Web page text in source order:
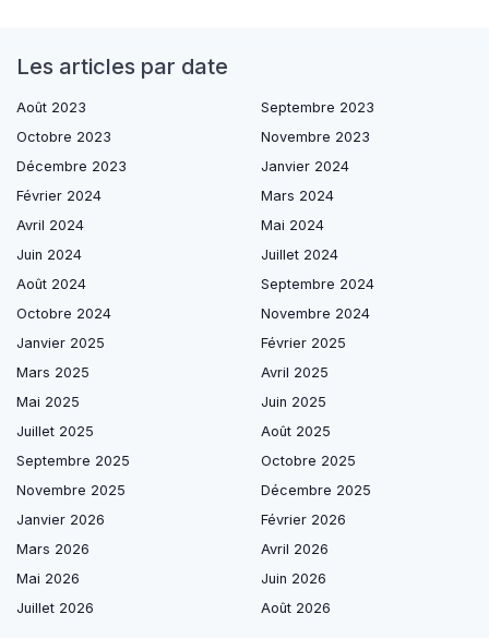
Les articles par date
Août 2023
Septembre 2023
Octobre 2023
Novembre 2023
Décembre 2023
Janvier 2024
Février 2024
Mars 2024
Avril 2024
Mai 2024
Juin 2024
Juillet 2024
Août 2024
Septembre 2024
Octobre 2024
Novembre 2024
Janvier 2025
Février 2025
Mars 2025
Avril 2025
Mai 2025
Juin 2025
Juillet 2025
Août 2025
Septembre 2025
Octobre 2025
Novembre 2025
Décembre 2025
Janvier 2026
Février 2026
Mars 2026
Avril 2026
Mai 2026
Juin 2026
Juillet 2026
Août 2026